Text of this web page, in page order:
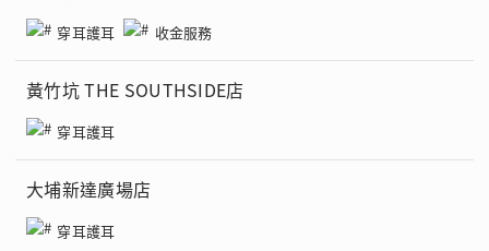
穿耳護耳 收金服務
黃竹坑 THE SOUTHSIDE店
穿耳護耳
大埔新達廣場店
穿耳護耳